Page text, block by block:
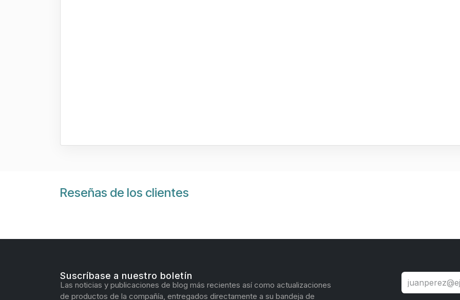
Reseñas de los clientes
Suscríbase a nuestro boletín
Las noticias y publicaciones de blog más recientes así como actualizaciones
de productos de la compañía, entregados directamente a su bandeja de